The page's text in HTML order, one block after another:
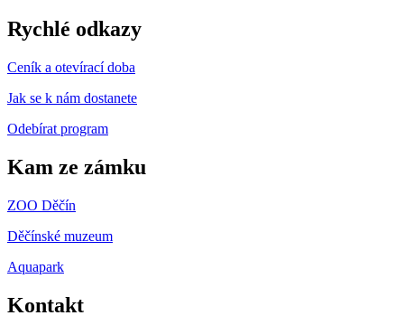
Rychlé odkazy
Ceník a otevírací doba
Jak se k nám dostanete
Odebírat program
Kam ze zámku
ZOO Děčín
Děčínské muzeum
Aquapark
Kontakt